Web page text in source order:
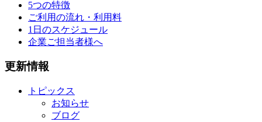
5つの特徴
ご利用の流れ・利用料
1日のスケジュール
企業ご担当者様へ
更新情報
トピックス
お知らせ
ブログ